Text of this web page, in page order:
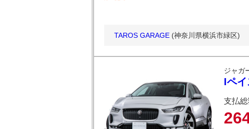
TAROS GARAGE (神奈川県横浜市緑区)
ジャガ
Iペ
支払